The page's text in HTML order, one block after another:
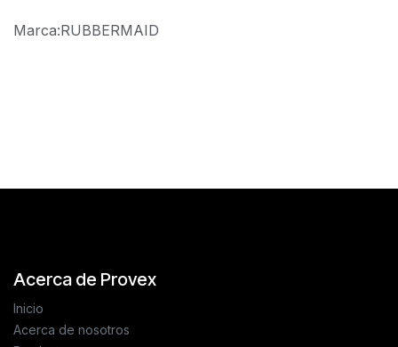
Marca:RUBBERMAID
Acerca de Provex
Inicio
Acerca de nosotros